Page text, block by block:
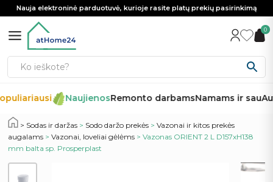
Nauja elektroninė parduotuvė, kurioje rasite platų prekių pasirinkimą
0
NaujienosRemonto darbamsNamams ir sau
Sodas ir daržas > Sodo daržo prekės >Vazonai ir kitos prekės
augalams >Vazonai, loveliai gėlėms > Vazonas ORIENT 2 L D157xH138
mm balta sp. Prosperplast